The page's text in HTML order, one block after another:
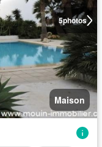
5photos
Maison